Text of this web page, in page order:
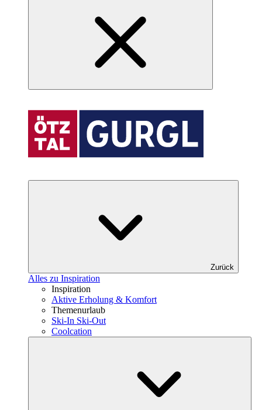
Zurück
Alles zu Inspiration
Inspiration
Aktive Erholung & Komfort
Themenurlaub
Ski-In Ski-Out
Coolcation